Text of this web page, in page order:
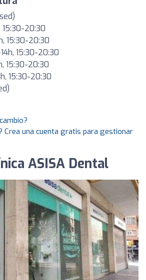
15:30-20:30
15:30-20:30
15:30-20:30
15:30-20:30
15:30-20:30
Crea una cuenta gratis para gestionar
ASISA Dental